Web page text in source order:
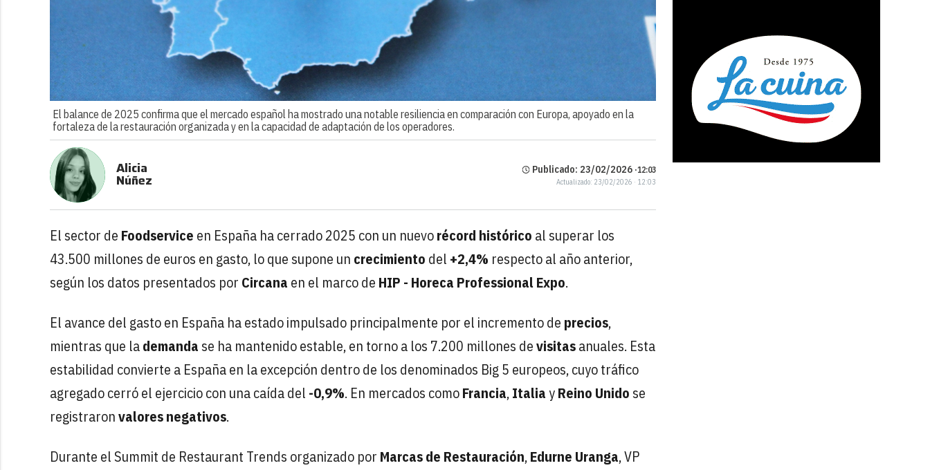
El balance de 2025 confirma que el mercado español ha mostrado una notable resiliencia en comparación con Europa, apoyado en la
fortaleza de la restauración organizada y en la capacidad de adaptación de los operadores.
Alicia
Núñez
Publicado: 23/02/2026 ·12:03
Actualizado: 23/02/2026 · 12:03
El sector de Foodservice en España ha cerrado 2025 con un nuevorécord histórico al superar los
43.500 millones de euros en gasto, lo que supone un crecimiento del +2,4% respecto al año anterior,
según los datos presentados por Circana en el marco de HIP - Horeca Professional Expo.
El avance del gasto en España ha estado impulsado principalmente por el incremento de precios,
mientras que lademanda se ha mantenido estable, en torno a los 7.200 millones devisitasanuales. Esta
estabilidad convierte a España en la excepción dentro de los denominados Big 5 europeos, cuyo tráfico
agregado cerró el ejercicio con una caída del -0,9%. En mercados comoFrancia,ItaliayReino Unido se
registraronvalores negativos.
Durante el Summit de Restaurant Trends organizado por Marcas de Restauración,Edurne Uranga, VP